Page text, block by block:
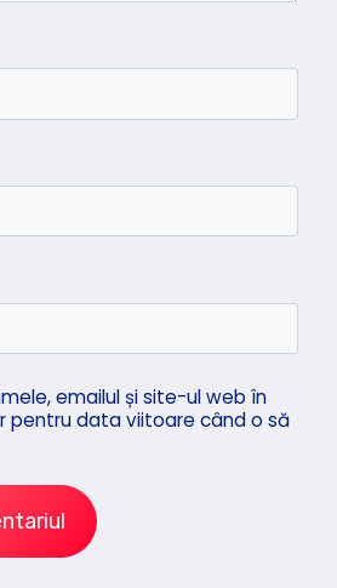
emailul și site-ul web în
pentru data viitoare când o să